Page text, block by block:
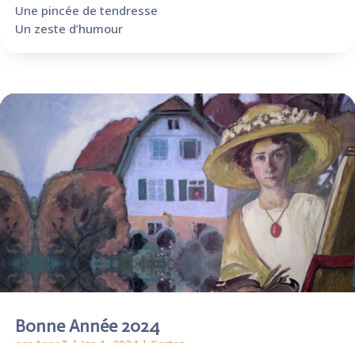
Une pincée de tendresse
Un zeste d’humour
Bonne Année 2024